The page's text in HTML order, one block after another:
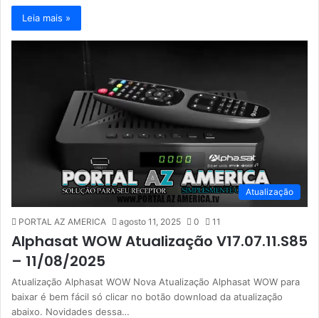
Leia mais »
Atualização
PORTAL AZ AMERICA agosto 11, 2025 0 11
Alphasat WOW Atualização V17.07.11.S85
– 11/08/2025
Atualização Alphasat WOW Nova Atualização Alphasat WOW para
baixar é bem fácil só clicar no botão download da atualização
abaixo. Novidades dessa…